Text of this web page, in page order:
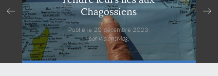
Chagossiens
Publié le 20 décembre 2023,
par VisionsMag.